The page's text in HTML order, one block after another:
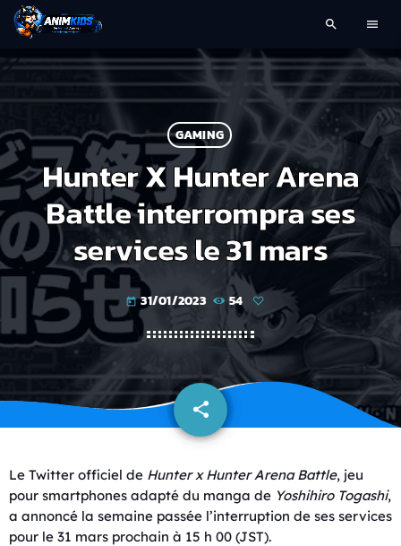
search menu
GAMING
Hunter X Hunter Arena
Battle interrompra ses
services le 31 mars
today 31/01/2023 54
share
email
Le Twitter officiel de Hunter x HunterArena Battle, jeu
pour smartphones adapté du manga de Yoshihiro Togashi,
a annoncé la semaine passée l’interruption de ses services
pour le 31 mars prochain à 15 h 00 (JST).